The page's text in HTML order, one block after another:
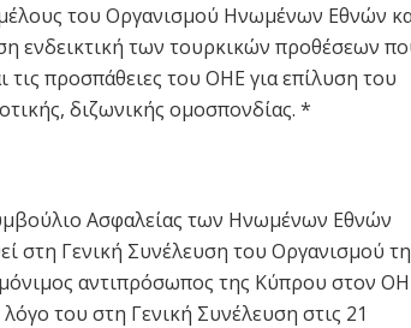
του Οργανισμού Ηνωμένων Εθνών
ενδεικτική των τουρκικών προθέσεων
τις προσπάθειες του ΟΗΕ για επίλυση του
διζωνικής ομοσπονδίας. *
Ασφαλείας των Ηνωμένων Εθνών
στη Γενική Συνέλευση του Οργανισμού
αντιπρόσωπος της Κύπρου στον
του στη Γενική Συνέλευση στις 21